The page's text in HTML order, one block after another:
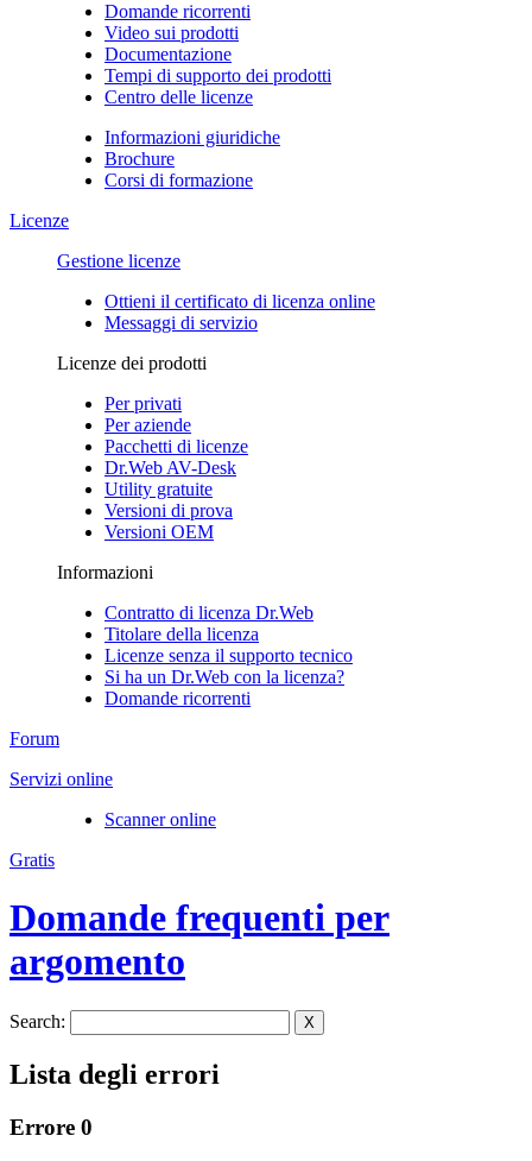
Domande ricorrenti
Video sui prodotti
Documentazione
Tempi di supporto dei prodotti
Centro delle licenze
Informazioni giuridiche
Brochure
Corsi di formazione
Licenze
Gestione licenze
Ottieni il certificato di licenza online
Messaggi di servizio
Licenze dei prodotti
Per privati
Per aziende
Pacchetti di licenze
Dr.Web AV-Desk
Utility gratuite
Versioni di prova
Versioni OEM
Informazioni
Contratto di licenza Dr.Web
Titolare della licenza
Licenze senza il supporto tecnico
Si ha un Dr.Web con la licenza?
Domande ricorrenti
Forum
Servizi online
Scanner online
Gratis
Domande frequenti per
argomento
Search: X
Lista degli errori
Errore 0